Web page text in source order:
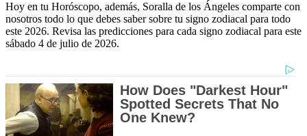
Hoy en tu Horóscopo, además, Soralla de los Ángeles comparte con
nosotros todo lo que debes saber sobre tu signo zodiacal para todo
este 2026. Revisa las predicciones para cada signo zodiacal para este
sábado 4 de julio de 2026.